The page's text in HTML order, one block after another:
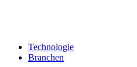
Technologie
Branchen